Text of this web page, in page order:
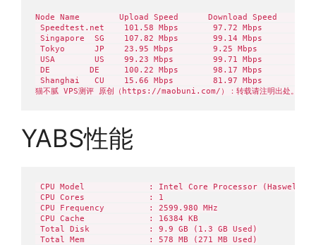
Node Name        Upload Speed      Download Speed
Speedtest.net    101.58 Mbps       97.72 Mbps
Singapore  SG    107.82 Mbps       99.14 Mbps
Tokyo      JP    23.95 Mbps        9.25 Mbps
USA        US    99.23 Mbps        99.71 Mbps
DE        DE     100.22 Mbps       98.17 Mbps
Shanghai   CU    15.66 Mbps        81.97 Mbps
猫不腻 VPS测评 原创（https://maobuni.com/）：转载请注明出处。
YABS性能
CPU Model             : Intel Core Processor (Haswell,
CPU Cores             : 1
CPU Frequency         : 2599.980 MHz
CPU Cache             : 16384 KB
Total Disk            : 9.9 GB (1.3 GB Used)
Total Mem             : 578 MB (271 MB Used)